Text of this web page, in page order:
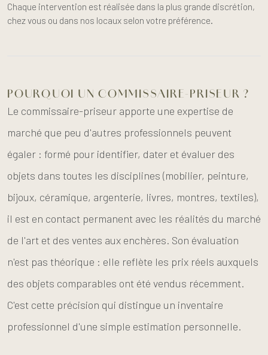
Chaque intervention est réalisée dans la plus grande discrétion,
chez vous ou dans nos locaux selon votre préférence.
POURQUOI UN COMMISSAIRE-PRISEUR ?
Le commissaire-priseur apporte une expertise de
marché que peu d'autres professionnels peuvent
égaler : formé pour identifier, dater et évaluer des
objets dans toutes les disciplines (mobilier, peinture,
bijoux, céramique, argenterie, livres, montres, textiles),
il est en contact permanent avec les réalités du marché
de l'art et des ventes aux enchères. Son évaluation
n'est pas théorique : elle reflète les prix réels auxquels
des objets comparables ont été vendus récemment.
C'est cette précision qui distingue un inventaire
professionnel d'une simple estimation personnelle.